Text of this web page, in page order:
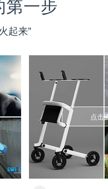
第一步
起来”
点击